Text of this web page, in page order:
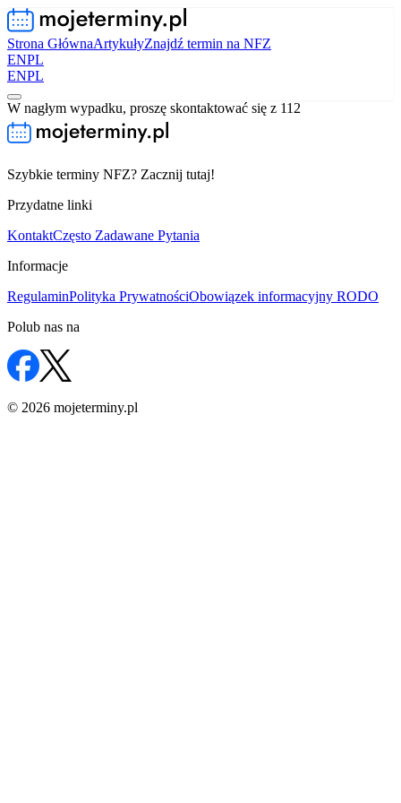
Strona GłównaArtykułyZnajdź termin na NFZ
ENPL
ENPL
W nagłym wypadku, proszę skontaktować się z 112
Szybkie terminy NFZ? Zacznij tutaj!
Przydatne linki
KontaktCzęsto Zadawane Pytania
Informacje
RegulaminPolityka PrywatnościObowiązek informacyjny RODO
Polub nas na
© 2026 mojeterminy.pl